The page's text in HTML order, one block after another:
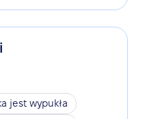
jest wypukła